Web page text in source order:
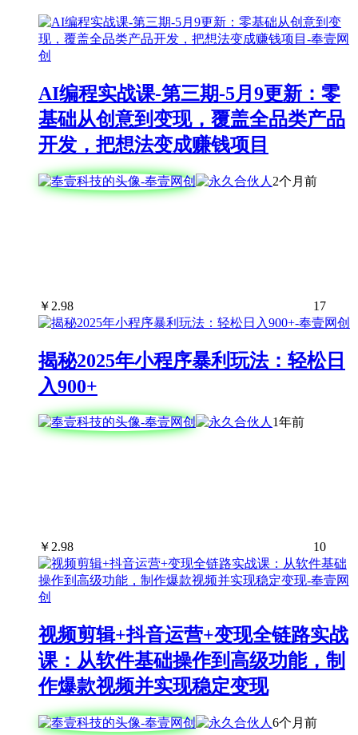
AI编程实战课-第三期-5月9更新：零
基础从创意到变现，覆盖全品类产品
开发，把想法变成赚钱项目
2个月前
￥ 2.98 17
揭秘2025年小程序暴利玩法：轻松日
入900+
1年前
￥2.98 10
视频剪辑+抖音运营+变现全链路实战
课：从软件基础操作到高级功能，制
作爆款视频并实现稳定变现
6个月前